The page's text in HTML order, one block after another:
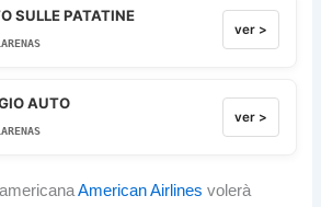
SULLE PATATINE
ver >
AUTO
ver >
American Airlines volerà